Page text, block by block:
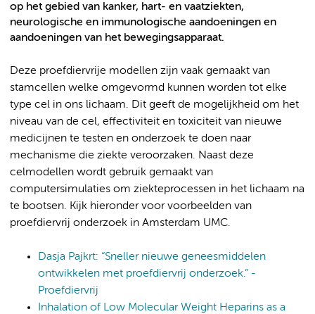
op het gebied van kanker, hart- en vaatziekten,
neurologische en immunologische aandoeningen en
aandoeningen van het bewegingsapparaat.
Deze proefdiervrije modellen zijn vaak gemaakt van
stamcellen welke omgevormd kunnen worden tot elke
type cel in ons lichaam. Dit geeft de mogelijkheid om het
niveau van de cel, effectiviteit en toxiciteit van nieuwe
medicijnen te testen en onderzoek te doen naar
mechanisme die ziekte veroorzaken. Naast deze
celmodellen wordt gebruik gemaakt van
computersimulaties om ziekteprocessen in het lichaam na
te bootsen. Kijk hieronder voor voorbeelden van
proefdiervrij onderzoek in Amsterdam UMC.
Dasja Pajkrt: “Sneller nieuwe geneesmiddelen
ontwikkelen met proefdiervrij onderzoek.” -
Proefdiervrij
Inhalation of Low Molecular Weight Heparins as a